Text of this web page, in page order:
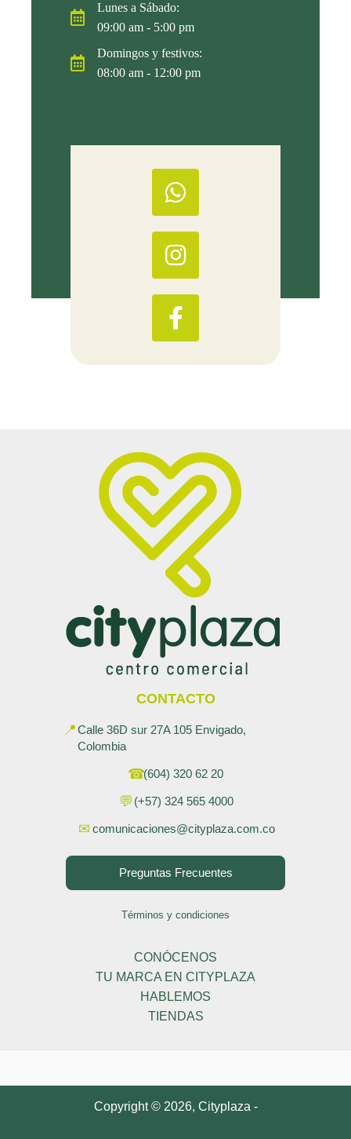
Lunes a Sábado:
09:00 am - 5:00 pm
Domingos y festivos:
08:00 am - 12:00 pm
CONTACTO
📍Calle 36D sur 27A 105 Envigado,
Colombia
☎(604) 320 62 20
💬 (+57) 324 565 4000
✉ comunicaciones@cityplaza.com.co
Preguntas Frecuentes
Términos y condiciones
CONÓCENOS
TU MARCA EN CITYPLAZA
HABLEMOS
TIENDAS
Copyright © 2026, Cityplaza -